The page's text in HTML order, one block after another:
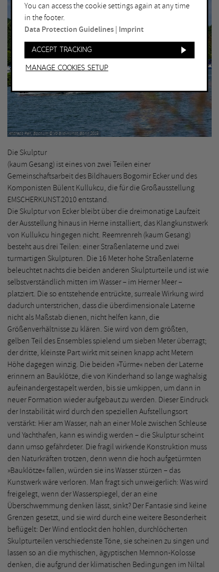
Andreas Ren, Bochum © VG Bild-Kunst, Bonn 2019
Die Skulptur
(kaum Gesang) ist eines von zwei Teilen einer
Gemeinschaftsarbeit des Bildhauers Bogomir Ecker und des
Komponisten Bülent Kullukcu, die für die Großausstellung
EMSCHERKUNST.2010 entstand.
Die Skulptur von Ecker bleibt über die dreimonatige Laufzeit
der Ausstellung hinaus in Herne installiert, das Klangkunstwerk
von Kullukcu hingegen nicht. Reemrenreh (kaum Gesang)
besteht aus drei Teilen: einer Straßenlaterne und zwei
turmartigen Skulpturen. Die 16 Meter hohe Straßenlaterne
beleuchtet nachts die beiden anderen Skulpturteile und ist wie
selbstverständlich mitten im Wasser – im Herner Meer –
platziert. Die so entstehende entrückte, surreale Wirkung wird
dadurch unterstrichen, dass die überdimensionale Laterne
nicht als Maßstab dienen, nicht helfen kann, die
Größenverhältnisse zu klären. Sie wird von dem größten,
gelben Teil des Ensembles spielend um sieben Meter überragt;
der dritte, kleinste Part wirkt mit seinen knapp acht Metern
Höhe dagegen winzig. Die beiden »Türme« neben der Laterne
erinnern an Bauklötze, die von Kinderhand so lange waghalsig
aufeinandergestapelt werden, bis sie umkippen, um dann in
neuer Formation wieder aufgebaut zu werden. Dieser Eindruck
der Instabilität wird durch den speziellen Aufstellungsort
verstärkt: Hier am Wasser, nah an einer Mole zwischen Schleuse
und Yachthafen, kann es windig werden – die Skulptur scheint
dann umso gefährdeter. Die fragil wirkende Konstruktion muss
den Naturkräften trotzen, denn wenn die hoch aufgetürmten
»Bauklötze« fallen, würden sie ins Wasser stürzen – das
Kunstwerk wäre verloren. Man fragt sich unweigerlich: Was wird
freigelegt, wenn der Wasserspiegel, der an eine
Überschwemmung denken lässt, sinkt? Der Fantasie sind keine
Grenzen gesetzt, und sie wird durch eine weitere Besonderheit
beflügelt: Der Wind entlockt den hohlen, durchlöcherten
Skulpturteilen verschiedenste Töne, sie scheinen zu singen und
lassen so an die mythischen, ägyptischen Memnon-Kolosse
denken, die aufgrund der klimatischen Bedingungen im Niltal
You can access the cookie settings again at any time
in the footer.
Data Protection Guidelines Imprint
Accept tracking
Manage Cookies setup